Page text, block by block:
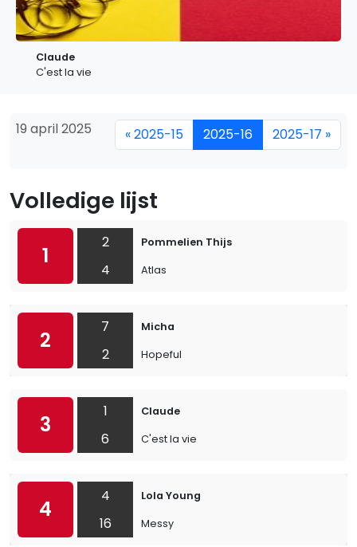
Claude
C'est la vie
19 april 2025 « 2025-15 2025-16 2025-17 »
Volledige lijst
1
2
4
Pommelien Thijs
Atlas
2
7
2
Micha
Hopeful
3
1
6
Claude
C'est la vie
4
4
16
Lola Young
Messy